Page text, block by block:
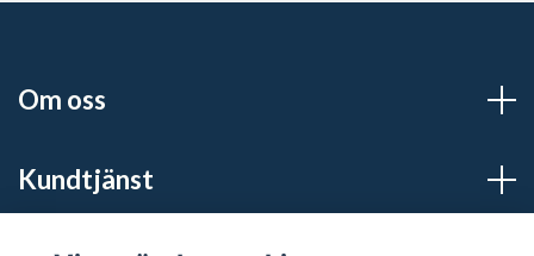
Om oss
Kundtjänst